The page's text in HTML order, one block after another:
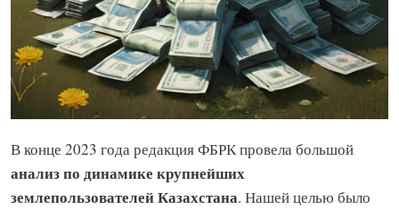
В конце 2023 года редакция ФБРК провела большой
анализ по динамике крупнейших
землепользователей Казахстана. Нашей целью было